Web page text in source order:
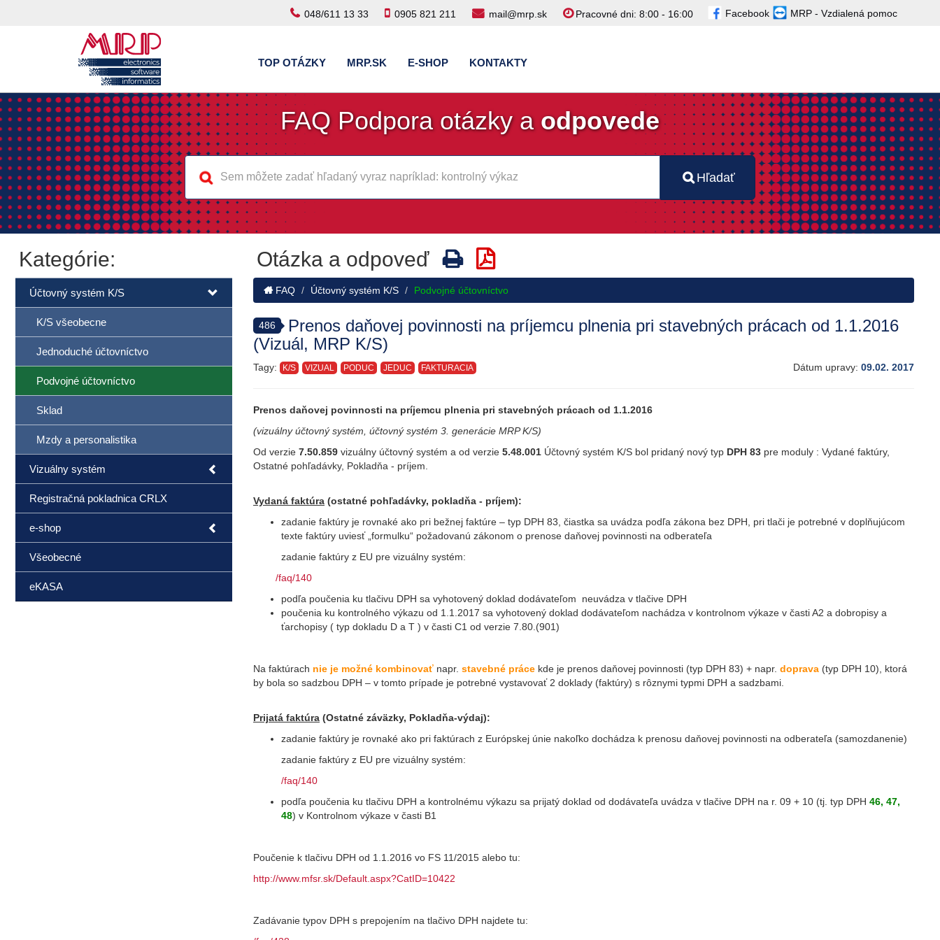
Facebook MRP - Vzdialená pomoc
048/611 13 33 0905 821 211 mail@mrp.sk Pracovné dni: 8:00 - 16:00
TOP OTÁZKY MRP.SK E-SHOP KONTAKTY
FAQ Podpora otázky aodpovede
Hľadať
Kategórie:
Účtovný systém K/S
K/S všeobecne
Jednoduché účtovníctvo
Podvojné účtovníctvo
Sklad
Mzdy a personalistika
Vizuálny systém
Registračná pokladnica CRLX
e-shop
Všeobecné
eKASA
Otázka a odpoveď
FAQ Účtovný systém K/S Podvojné účtovníctvo
486
Prenos daňovej povinnosti na príjemcu plnenia pri stavebných prácach od 1.1.2016
(Vizuál, MRP K/S)
Tagy: K/S VIZUAL PODUC JEDUC FAKTURACIA Dátum upravy: 09.02. 2017
Prenos daňovej povinnosti na príjemcu plnenia pri stavebných prácach od 1.1.2016
(vizuálny účtovný systém, účtovný systém 3. generácie MRP K/S)
Od verzie 7.50.859 vizuálny účtovný systém a od verzie 5.48.001 Účtovný systém K/S bol pridaný nový typ DPH 83 pre moduly : Vydané faktúry,
Ostatné pohľadávky, Pokladňa - príjem.
Vydaná faktúra (ostatné pohľadávky, pokladňa - príjem):
zadanie faktúry je rovnaké ako pri bežnej faktúre – typ DPH 83, čiastka sa uvádza podľa zákona bez DPH, pri tlači je potrebné v doplňujúcom
texte faktúry uviesť „formulku“ požadovanú zákonom o prenose daňovej povinnosti na odberateľa
zadanie faktúry z EU pre vizuálny systém:
/faq/140
podľa poučenia ku tlačivu DPH sa vyhotovený doklad dodávateľom neuvádza v tlačive DPH
poučenia ku kontrolného výkazu od 1.1.2017 sa vyhotovený doklad dodávateľom nachádza v kontrolnom výkaze v časti A2 a dobropisy a
ťarchopisy ( typ dokladu D a T ) v časti C1 od verzie 7.80.(901)
Na faktúrach nie je možné kombinovať napr. stavebné práce kde je prenos daňovej povinnosti (typ DPH 83) + napr. doprava (typ DPH 10), ktorá
by bola so sadzbou DPH – v tomto prípade je potrebné vystavovať 2 doklady (faktúry) s rôznymi typmi DPH a sadzbami.
Prijatá faktúra (Ostatné záväzky, Pokladňa-výdaj):
zadanie faktúry je rovnaké ako pri faktúrach z Európskej únie nakoľko dochádza k prenosu daňovej povinnosti na odberateľa (samozdanenie)
zadanie faktúry z EU pre vizuálny systém:
/faq/140
podľa poučenia ku tlačivu DPH a kontrolnému výkazu sa prijatý doklad od dodávateľa uvádza v tlačive DPH na r. 09 + 10 (tj. typ DPH 46, 47,
48) v Kontrolnom výkaze v časti B1
Poučenie k tlačivu DPH od 1.1.2016 vo FS 11/2015 alebo tu:
http://www.mfsr.sk/Default.aspx?CatID=10422
Zadávanie typov DPH s prepojením na tlačivo DPH najdete tu: